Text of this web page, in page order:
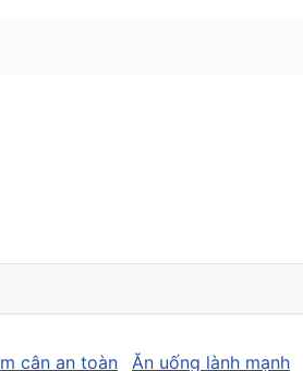
cân an toàn Ăn uống lành mạnh